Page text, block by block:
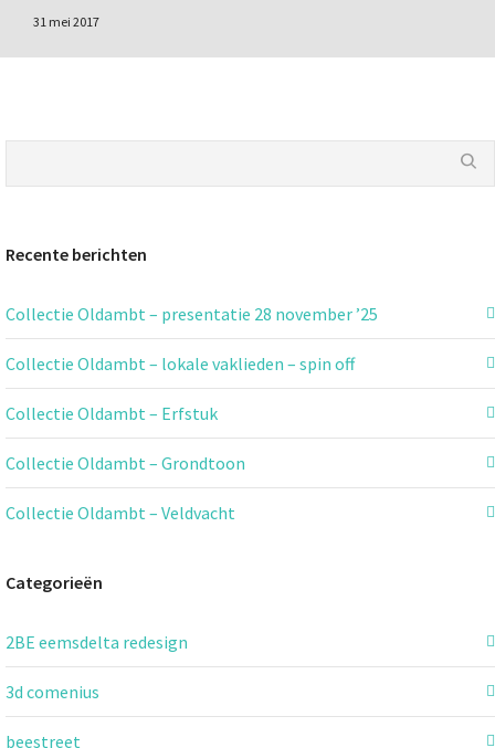
31 mei 2017
Recente berichten
Collectie Oldambt – presentatie 28 november ’25
Collectie Oldambt – lokale vaklieden – spin off
Collectie Oldambt – Erfstuk
Collectie Oldambt – Grondtoon
Collectie Oldambt – Veldvacht
Categorieën
2BE eemsdelta redesign
3d comenius
beestreet